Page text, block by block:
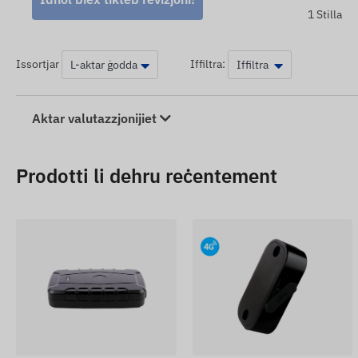
1 Stilla
Issortjar Iffiltra:
Aktar valutazzjonijiet
Prodotti li dehru reċentement